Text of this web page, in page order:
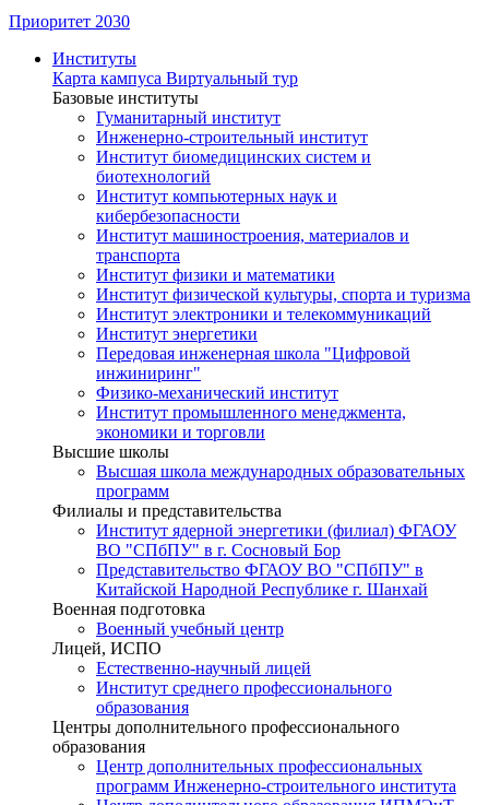
Приоритет 2030
Институты
Карта кампуса Виртуальный тур
Базовые институты
Гуманитарный институт
Инженерно-строительный институт
Институт биомедицинских систем и
биотехнологий
Институт компьютерных наук и
кибербезопасности
Институт машиностроения, материалов и
транспорта
Институт физики и математики
Институт физической культуры, спорта и туризма
Институт электроники и телекоммуникаций
Институт энергетики
Передовая инженерная школа "Цифровой
инжиниринг"
Физико-механический институт
Институт промышленного менеджмента,
экономики и торговли
Высшие школы
Высшая школа международных образовательных
программ
Филиалы и представительства
Институт ядерной энергетики (филиал) ФГАОУ
ВО "СПбПУ" в г. Сосновый Бор
Представительство ФГАОУ ВО "СПбПУ" в
Китайской Народной Республике г. Шанхай
Военная подготовка
Военный учебный центр
Лицей, ИСПО
Естественно-научный лицей
Институт среднего профессионального
образования
Центры дополнительного профессионального
образования
Центр дополнительных профессиональных
программ Инженерно-строительного института